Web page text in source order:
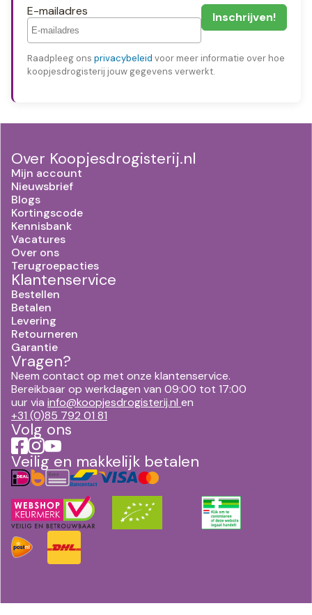
E-mailadres
Raadpleeg ons privacybeleid voor meer informatie over hoe
koopjesdrogisterij jouw gegevens verwerkt.
Over Koopjesdrogisterij.nl
Mijn account
Nieuwsbrief
Blogs
Kortingscode
Kennisbank
Vacatures
Over ons
Terugroepacties
Klantenservice
Bestellen
Betalen
Levering
Retourneren
Garantie
Vragen?
Neem contact op met onze klantenservice.
Bereikbaar op werkdagen van 09:00 tot 17:00
uur via info@koopjesdrogisterij.nl en
+31 (0)85 792 01 81
Volg ons
Veilig en makkelijk betalen